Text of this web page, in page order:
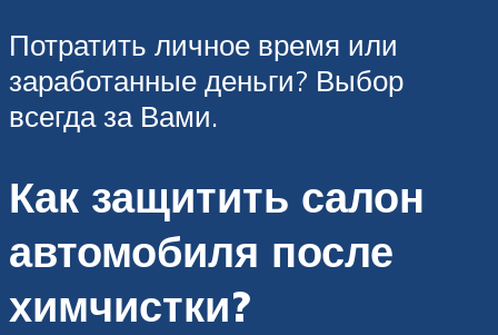
Потратить личное время или
заработанные деньги? Выбор
всегда за Вами.
Как защитить салон
автомобиля после
химчистки?